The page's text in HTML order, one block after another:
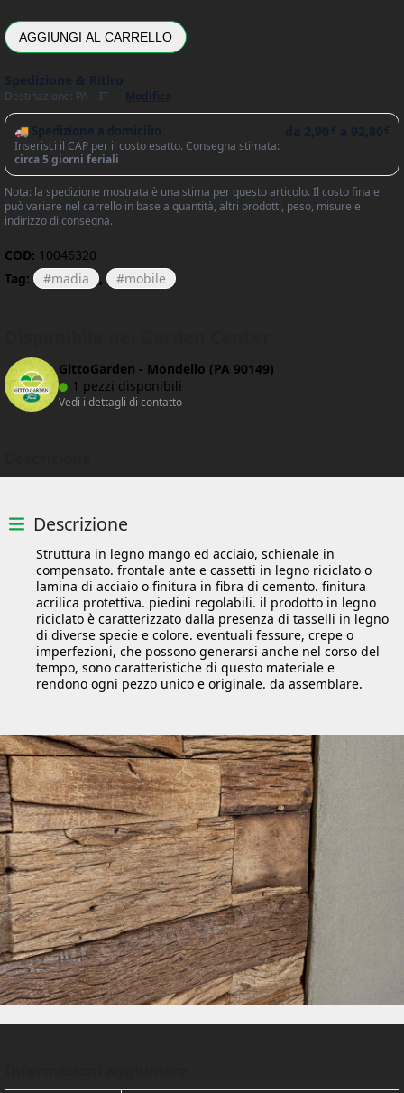
AGGIUNGI AL CARRELLO
Destinazione: PA – IT —
🚚 Spedizione a domicilio
Inserisci il CAP per il costo esatto. Consegna stimata:
circa 5 giorni feriali
Nota: la spedizione mostrata è una stima per questo articolo. Il costo finale
può variare nel carrello in base a quantità, altri prodotti, peso, misure e
indirizzo di consegna.
COD: 10046320
Tag:
madia , mobile
GittoGarden - Mondello (PA 90149)
1 pezzi disponibili
Vedi i dettagli di contatto
Descrizione
Struttura in legno mango ed acciaio, schienale in
compensato. frontale ante e cassetti in legno riciclato o
lamina di acciaio o finitura in fibra di cemento. finitura
acrilica protettiva. piedini regolabili. il prodotto in legno
riciclato è caratterizzato dalla presenza di tasselli in legno
di diverse specie e colore. eventuali fessure, crepe o
imperfezioni, che possono generarsi anche nel corso del
tempo, sono caratteristiche di questo materiale e
rendono ogni pezzo unico e originale. da assemblare.